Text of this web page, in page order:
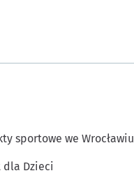
sportowe we Wrocławiu
dla Dzieci